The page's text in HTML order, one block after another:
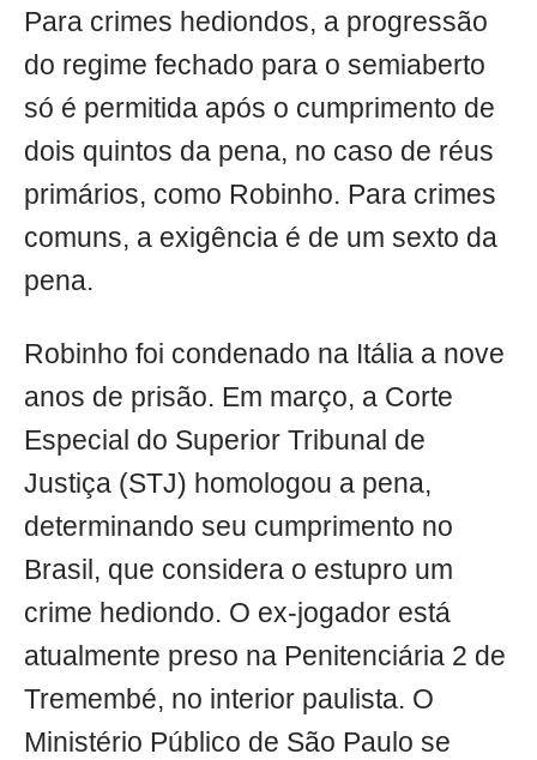
Para crimes hediondos, a progressão
do regime fechado para o semiaberto
só é permitida após o cumprimento de
dois quintos da pena, no caso de réus
primários, como Robinho. Para crimes
comuns, a exigência é de um sexto da
pena.
Robinho foi condenado na Itália a nove
anos de prisão. Em março, a Corte
Especial do Superior Tribunal de
Justiça (STJ) homologou a pena,
determinando seu cumprimento no
Brasil, que considera o estupro um
crime hediondo. O ex-jogador está
atualmente preso na Penitenciária 2 de
Tremembé, no interior paulista. O
Ministério Público de São Paulo se